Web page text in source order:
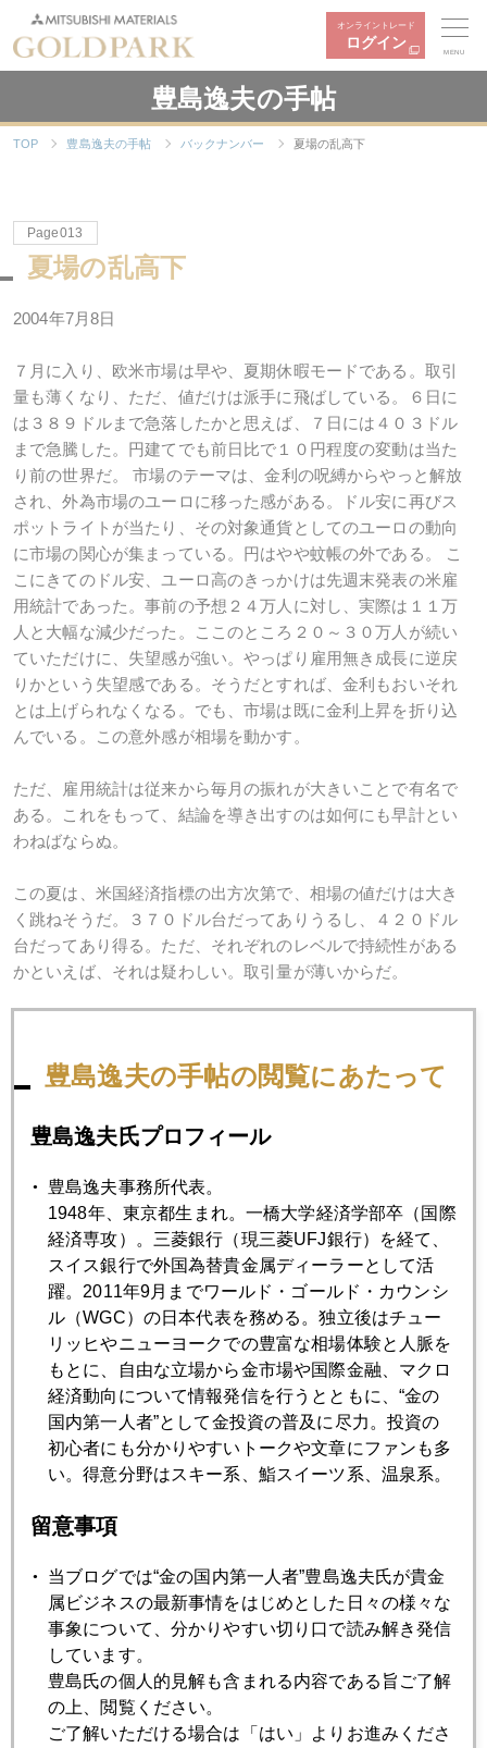
オンライントレード
ログイン
MENU
豊島逸夫の手帖
TOP 豊島逸夫の手帖 バックナンバー 夏場の乱高下
Page013
夏場の乱高下
2004年7月8日
７月に入り、欧米市場は早や、夏期休暇モードである。取引
量も薄くなり、ただ、値だけは派手に飛ばしている。６日に
は３８９ドルまで急落したかと思えば、７日には４０３ドル
まで急騰した。円建てでも前日比で１０円程度の変動は当た
り前の世界だ。 市場のテーマは、金利の呪縛からやっと解放
され、外為市場のユーロに移った感がある。ドル安に再びス
ポットライトが当たり、その対象通貨としてのユーロの動向
に市場の関心が集まっている。円はやや蚊帳の外である。 こ
こにきてのドル安、ユーロ高のきっかけは先週末発表の米雇
用統計であった。事前の予想２４万人に対し、実際は１１万
人と大幅な減少だった。ここのところ２０～３０万人が続い
ていただけに、失望感が強い。やっぱり雇用無き成長に逆戻
りかという失望感である。そうだとすれば、金利もおいそれ
とは上げられなくなる。でも、市場は既に金利上昇を折り込
んでいる。この意外感が相場を動かす。
ただ、雇用統計は従来から毎月の振れが大きいことで有名で
ある。これをもって、結論を導き出すのは如何にも早計とい
わねばならぬ。
この夏は、米国経済指標の出方次第で、相場の値だけは大き
く跳ねそうだ。３７０ドル台だってありうるし、４２０ドル
台だってあり得る。ただ、それぞれのレベルで持続性がある
かといえば、それは疑わしい。取引量が薄いからだ。
目を奪われないようにしたい。レンジ相場だから、安値を丁
2004年
1月 2月 3月 4月 5月 6月
7月 8月 9月 10月 11月 12月
2004年07月29日
夏休み前のおさらい
2004年07月08日
バックナンバー
豊島逸夫の手帖の閲覧にあたって
豊島逸夫氏プロフィール
豊島逸夫事務所代表。
1948年、東京都生まれ。一橋大学経済学部卒（国際
経済専攻）。三菱銀行（現三菱UFJ銀行）を経て、
スイス銀行で外国為替貴金属ディーラーとして活
躍。2011年9月までワールド・ゴールド・カウンシ
ル（WGC）の日本代表を務める。独立後はチュー
リッヒやニューヨークでの豊富な相場体験と人脈を
もとに、自由な立場から金市場や国際金融、マクロ
経済動向について情報発信を行うとともに、“金の
国内第一人者”として金投資の普及に尽力。投資の
初心者にも分かりやすいトークや文章にファンも多
い。得意分野はスキー系、鮨スイーツ系、温泉系。
留意事項
当ブログでは“金の国内第一人者”豊島逸夫氏が貴金
属ビジネスの最新事情をはじめとした日々の様々な
事象について、分かりやすい切り口で読み解き発信
しています。
豊島氏の個人的見解も含まれる内容である旨ご了解
の上、閲覧ください。
ご了解いただける場合は「はい」よりお進みくださ